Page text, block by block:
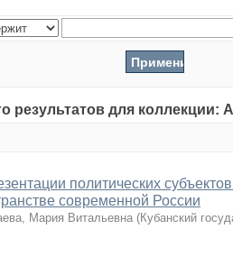
результатов для коллекции:
политических
современной России
Мария Витальевна (Кубанский